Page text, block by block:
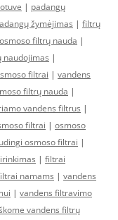
| padangų
žymėjimas | filtrų
osmoso filtrų nauda |
naudojimas |
filtrai | vandens
filtrų nauda |
vandens filtrus |
filtrai | osmoso
osmoso filtrai |
| filtrai
namams | vandens
| vandens filtravimo
vandens filtrų